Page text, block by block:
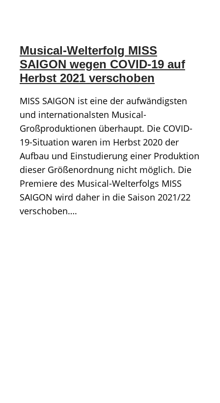
Musical-Welterfolg MISS
SAIGON wegen COVID-19 auf
Herbst 2021 verschoben
MISS SAIGON ist eine der aufwändigsten
und internationalsten Musical-
Großproduktionen überhaupt. Die COVID-
19-Situation waren im Herbst 2020 der
Aufbau und Einstudierung einer Produktion
dieser Größenordnung nicht möglich. Die
Premiere des Musical-Welterfolgs MISS
SAIGON wird daher in die Saison 2021/22
verschoben….